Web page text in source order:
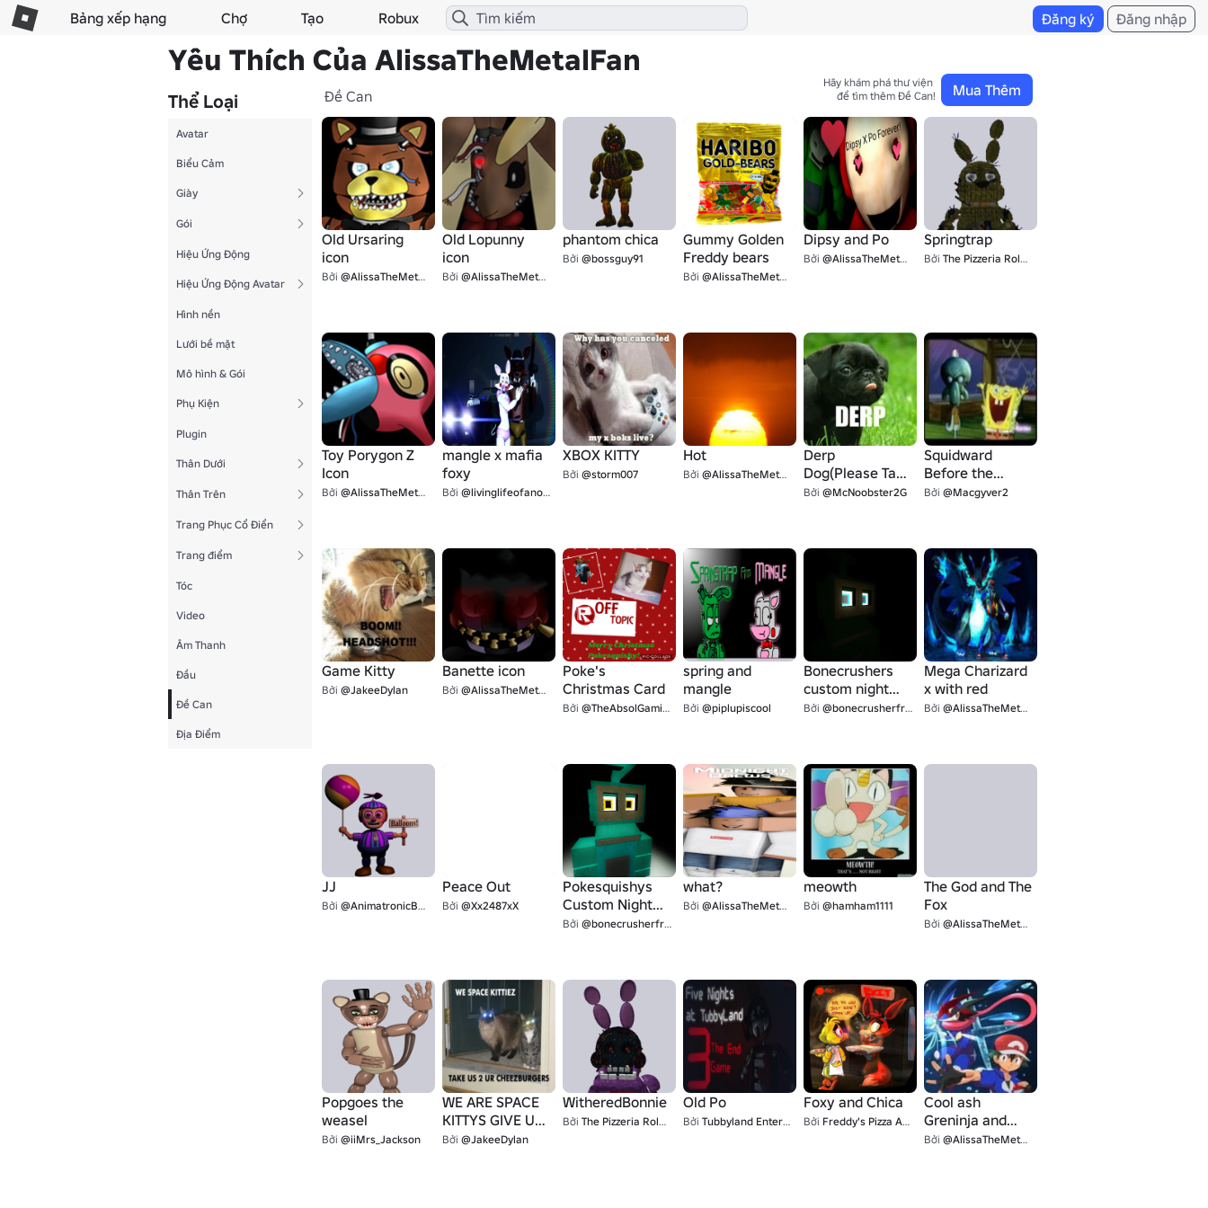
Bảng xếp hạng Chợ Tạo Robux Đăng ký Đăng nhập
Yêu Thích Của AlissaTheMetalFan
Thể Loại
Avatar
Biểu Cảm
Giày
Gói
Hiệu Ứng Động
Hiệu Ứng Động Avatar
Hình nền
Lưới bề mặt
Mô hình & Gói
Phụ Kiện
Plugin
Thân Dưới
Thân Trên
Trang Phục Cổ Điển
Trang điểm
Tóc
Video
Âm Thanh
Đầu
Đề Can
Địa Điểm
Đề Can Mua Thêm
Hãy khám phá thư viện
để tìm thêm Đề Can!
Old Ursaring
icon
Bởi @AlissaTheMetalFan
Old Lopunny
icon
Bởi @AlissaTheMetalFan
phantom chica
Bởi @bossguy91
Gummy Golden
Freddy bears
Bởi @AlissaTheMetalFan
Dipsy and Po
Bởi @AlissaTheMetalFan
Springtrap
Bởi The Pizzeria Roleplay: Remastered
Toy Porygon Z
Icon
Bởi @AlissaTheMetalFan
mangle x mafia
foxy
Bởi @livinglifeofanoob1
XBOX KITTY
Bởi @storm007
Hot
Bởi @AlissaTheMetalFan
Derp
Dog(Please Take
and Fav)
Bởi @McNoobster2G
Squidward
Before the
Hanging
Bởi @Macgyver2
Game Kitty
Bởi @JakeeDylan
Banette icon
Bởi @AlissaTheMetalFan
Poke's
Christmas Card
Bởi @TheAbsolGaming
spring and
mangle
Bởi @piplupiscool
Bonecrushers
custom night
icon
Bởi @bonecrusherfromtf1
Mega Charizard
x with red
Bởi @AlissaTheMetalFan
JJ
Bởi @AnimatronicBoy35
Peace Out
Bởi @Xx2487xX
Pokesquishys
Custom Night
icon
Bởi @bonecrusherfromtf1
what?
Bởi @AlissaTheMetalFan
meowth
Bởi @hamham1111
The God and The
Fox
Bởi @AlissaTheMetalFan
Popgoes the
weasel
Bởi @iiMrs_Jackson
WE ARE SPACE
KITTYS GIVE US
CHEEZBURGERS
Bởi @JakeeDylan
WitheredBonnie
Bởi The Pizzeria Roleplay: Remastered
Old Po
Bởi Tubbyland Entertainment
Foxy and Chica
Bởi Freddy's Pizza And Co.
Cool ash
Greninja and
ash
Bởi @AlissaTheMetalFan